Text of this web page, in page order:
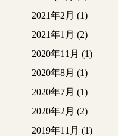
2021年2月 (1)
2021年1月 (2)
2020年11月 (1)
2020年8月 (1)
2020年7月 (1)
2020年2月 (2)
2019年11月 (1)